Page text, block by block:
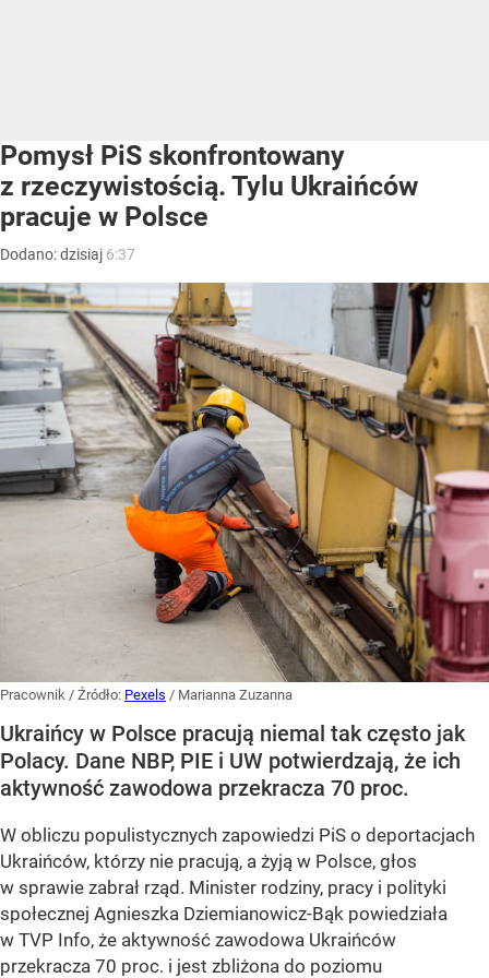
Pomysł PiS skonfrontowany
z rzeczywistością. Tylu Ukraińców
pracuje w Polsce
Dodano:dzisiaj 6:37
Pracownik / Źródło: Pexels / Marianna Zuzanna
Ukraińcy w Polsce pracują niemal tak często jak
Polacy. Dane NBP, PIE i UW potwierdzają, że ich
aktywność zawodowa przekracza 70 proc.
W obliczu populistycznych zapowiedzi PiS o deportacjach
Ukraińców, którzy nie pracują, a żyją w Polsce, głos
w sprawie zabrał rząd. Minister rodziny, pracy i polityki
społecznej Agnieszka Dziemianowicz-Bąk powiedziała
w TVP Info, że aktywność zawodowa Ukraińców
przekracza 70 proc. i jest zbliżona do poziomu